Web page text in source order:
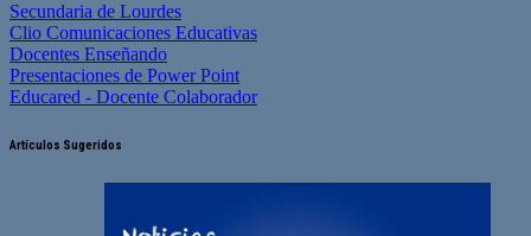
Secundaria de Lourdes
Clio Comunicaciones Educativas
Docentes Enseñando
Presentaciones de Power Point
Educared - Docente Colaborador
Artículos Sugeridos